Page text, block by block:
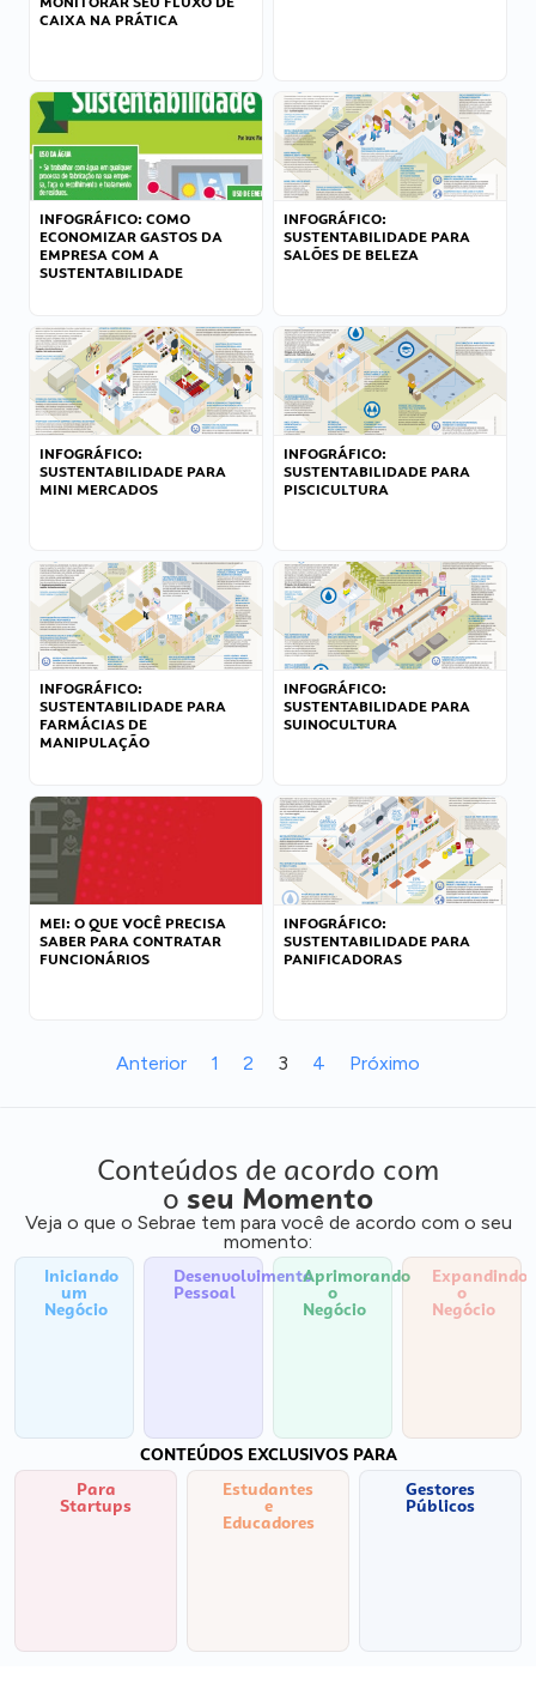
CAIXA NA PRÁTICA
INFOGRÁFICO: COMO
ECONOMIZAR GASTOS DA
EMPRESA COM A
SUSTENTABILIDADE
INFOGRÁFICO:
SUSTENTABILIDADE PARA
SALÕES DE BELEZA
INFOGRÁFICO:
SUSTENTABILIDADE PARA
MINI MERCADOS
INFOGRÁFICO:
SUSTENTABILIDADE PARA
PISCICULTURA
INFOGRÁFICO:
SUSTENTABILIDADE PARA
FARMÁCIAS DE
MANIPULAÇÃO
INFOGRÁFICO:
SUSTENTABILIDADE PARA
SUINOCULTURA
MEI: O QUE VOCÊ PRECISA
SABER PARA CONTRATAR
FUNCIONÁRIOS
INFOGRÁFICO:
SUSTENTABILIDADE PARA
PANIFICADORAS
Anterior 1 2 3 4 Próximo
Conteúdos de acordo com
o seu Momento
Veja o que o Sebrae tem para você de acordo com o seu
momento:
Iniciando
um
Negócio
Desenvolvimento
Pessoal
Aprimorando
o
Negócio
Expandindo
o
Negócio
CONTEÚDOS EXCLUSIVOS PARA
Para
Startups
Estudantes
e
Educadores
Gestores
Públicos